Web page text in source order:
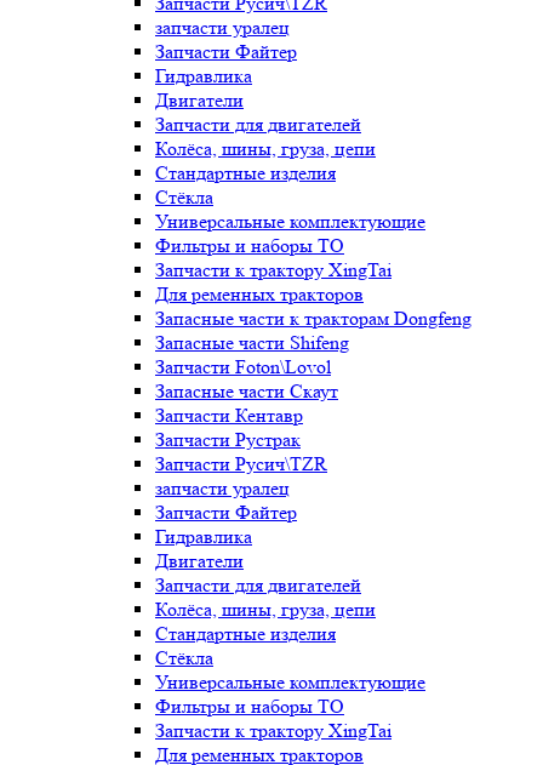
запчасти уралец
Запчасти Файтер
Гидравлика
Двигатели
Запчасти для двигателей
Колёса, шины, груза, цепи
Стандартные изделия
Стёкла
Универсальные комплектующие
Фильтры и наборы ТО
Запчасти к трактору XingTai
Для ременных тракторов
Запасные части к тракторам Dongfeng
Запасные части Shifeng
Запчасти Foton\Lovol
Запасные части Скаут
Запчасти Кентавр
Запчасти Рустрак
Запчасти Русич\TZR
запчасти уралец
Запчасти Файтер
Гидравлика
Двигатели
Запчасти для двигателей
Колёса, шины, груза, цепи
Стандартные изделия
Стёкла
Универсальные комплектующие
Фильтры и наборы ТО
Запчасти к трактору XingTai
Для ременных тракторов